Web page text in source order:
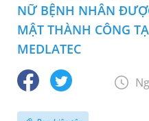
NỮ BỆNH NHÂN
MẬT THÀNH CÔNG
MEDLATEC